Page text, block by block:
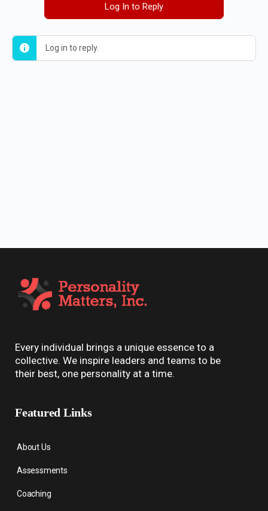
Log In to Reply
Log in to reply.
Every individual brings a unique essence to a
collective. We inspire leaders and teams to be
their best, one personality at a time.
Featured Links
About Us
Assessments
Coaching